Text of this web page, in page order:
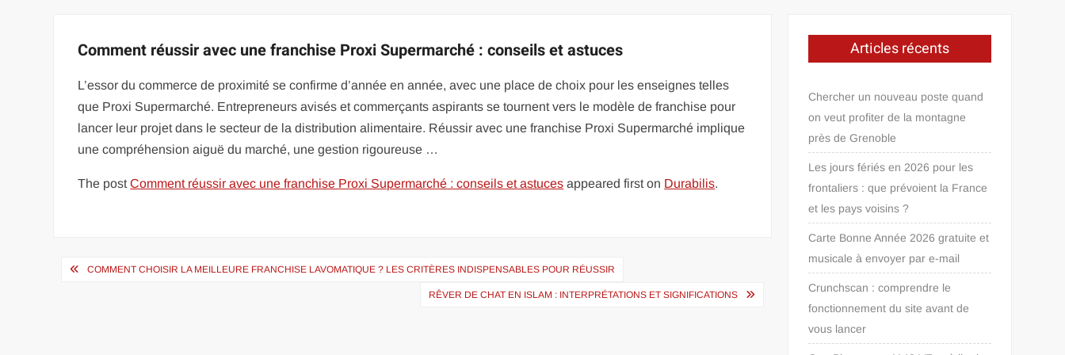
Comment réussir avec une franchise Proxi Supermarché : conseils et astuces
L’essor du commerce de proximité se confirme d’année en année, avec une place de choix pour les enseignes telles
que Proxi Supermarché. Entrepreneurs avisés et commerçants aspirants se tournent vers le modèle de franchise pour
lancer leur projet dans le secteur de la distribution alimentaire. Réussir avec une franchise Proxi Supermarché implique
une compréhension aiguë du marché, une gestion rigoureuse …
The postComment réussir avec une franchise Proxi Supermarché : conseils et astuces appeared first on Durabilis.
Navigation
COMMENT CHOISIR LA MEILLEURE FRANCHISE LAVOMATIQUE ? LES CRITÈRES INDISPENSABLES POUR RÉUSSIR
RÊVER DE CHAT EN ISLAM : INTERPRÉTATIONS ET SIGNIFICATIONS
Articles récents
Chercher un nouveau poste quand
on veut profiter de la montagne
près de Grenoble
Les jours fériés en 2026 pour les
frontaliers : que prévoient la France
et les pays voisins ?
Carte Bonne Année 2026 gratuite et
musicale à envoyer par e-mail
Crunchscan : comprendre le
fonctionnement du site avant de
vous lancer